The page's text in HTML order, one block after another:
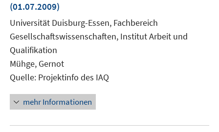
(01.07.2009)
Universität Duisburg-Essen, Fachbereich
Gesellschaftswissenschaften, Institut Arbeit und
Qualifikation
Mühge, Gernot
Quelle: Projektinfo des IAQ
mehr Informationen